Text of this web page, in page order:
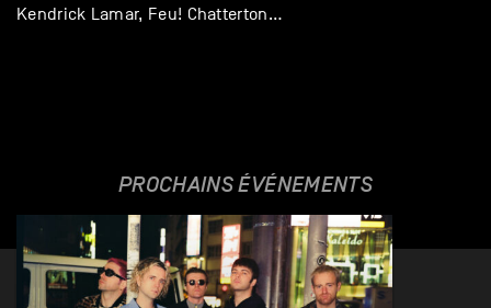
Kendrick Lamar, Feu! Chatterton…
PROCHAINS ÉVÉNEMENTS